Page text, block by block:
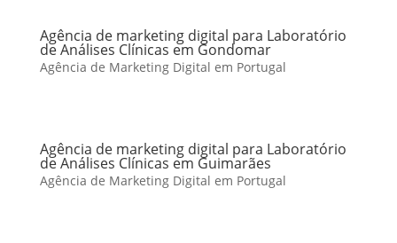
Agência de marketing digital para Laboratório
de Análises Clínicas em Gondomar
Agência de Marketing Digital em Portugal
Agência de marketing digital para Laboratório
de Análises Clínicas em Guimarães
Agência de Marketing Digital em Portugal